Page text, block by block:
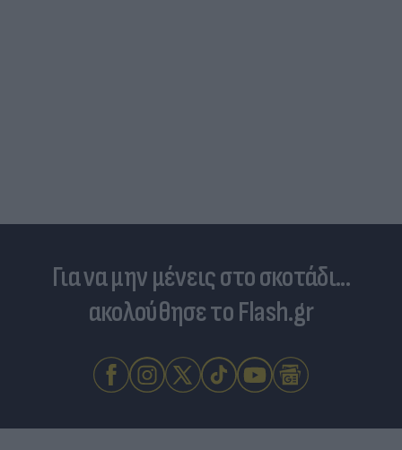
Για να μην μένεις στο σκοτάδι...
ακολούθησε το Flash.gr